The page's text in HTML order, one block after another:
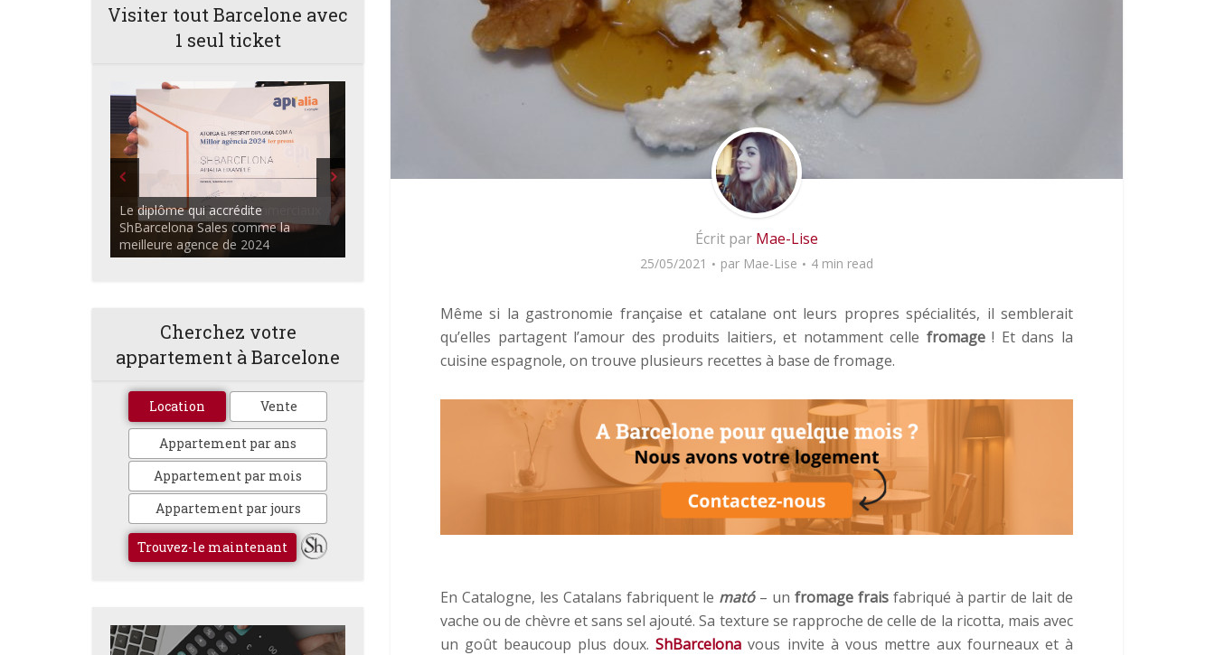
Visiter tout Barcelone avec
1 seul ticket
ShBarcelona Agents commerciaux
discutant dans l'auditorium du
Centre Apialia
Cherchez votre
appartement à Barcelone
Location Vente
Appartement par ans
Appartement par mois
Appartement par jours
Trouvez-le maintenant
Écrit par Mae-Lise
25/05/2021 par Mae-Lise 4 min read
Même si la gastronomie française et catalane ont leurs propres spécialités, il semblerait
qu’elles partagent l’amour des produits laitiers, et notamment celle fromage! Et dans la
cuisine espagnole, on trouve plusieurs recettes à base de fromage.
En Catalogne, les Catalans fabriquent le mató– un fromage fraisfabriqué à partir de lait de
vache ou de chèvre et sans sel ajouté. Sa texture se rapproche de celle de la ricotta, mais avec
un goût beaucoup plus doux.ShBarcelona vous invite à vous mettre aux fourneaux et à